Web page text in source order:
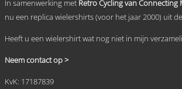
In samenwerking met Retro Cycling van Connecting
nu een replica wielershirts (voor het jaar 2000) uit
Heeft u een wielershirt wat nog niet in mijn
Neem contact op >
KvK: 17187839